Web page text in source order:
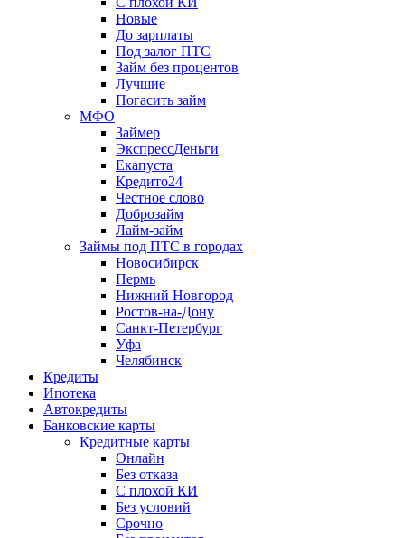
Новые
До зарплаты
Под залог ПТС
Займ без процентов
Лучшие
Погасить займ
МФО
Займер
ЭкспрессДеньги
Екапуста
Кредито24
Честное слово
Доброзайм
Лайм-займ
Займы под ПТС в городах
Новосибирск
Пермь
Нижний Новгород
Ростов-на-Дону
Санкт-Петербург
Уфа
Челябинск
Кредиты
Ипотека
Автокредиты
Банковские карты
Кредитные карты
Онлайн
Без отказа
С плохой КИ
Без условий
Срочно